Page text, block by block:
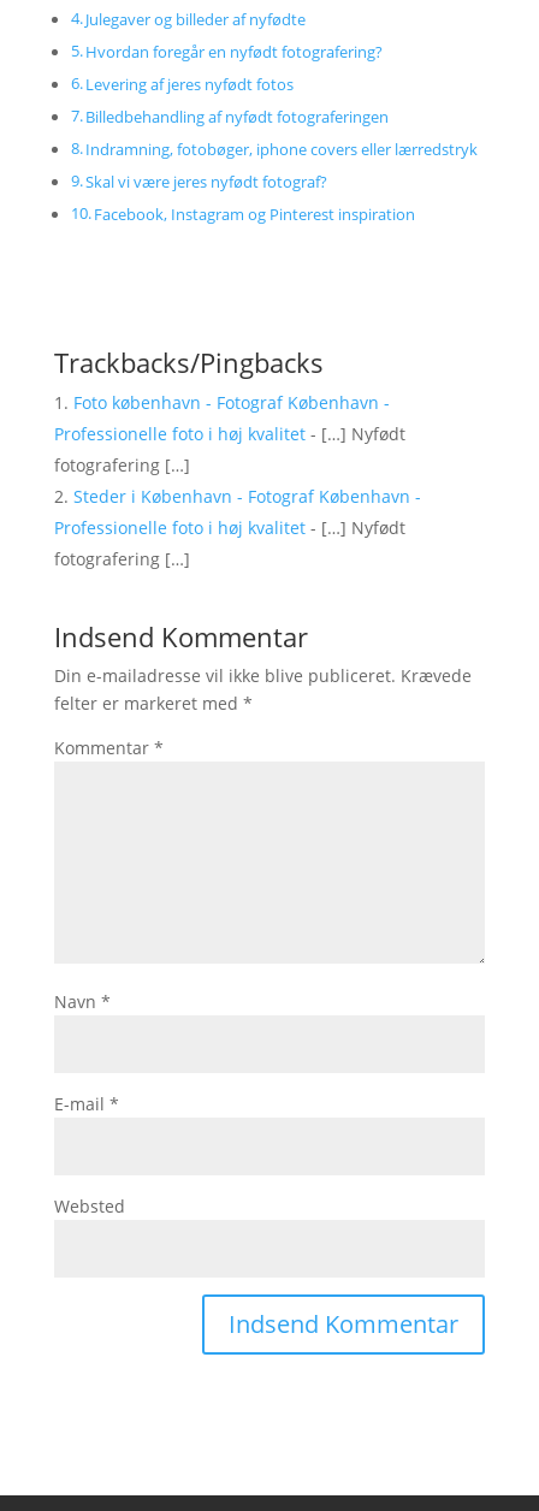
Julegaver og billeder af nyfødte
Hvordan foregår en nyfødt fotografering?
Levering af jeres nyfødt fotos
Billedbehandling af nyfødt fotograferingen
Indramning, fotobøger, iphone covers eller lærredstryk
Skal vi være jeres nyfødt fotograf?
Facebook, Instagram og Pinterest inspiration
Trackbacks/Pingbacks
Foto københavn - Fotograf København -
Professionelle foto i høj kvalitet- […] Nyfødt
fotografering […]
Steder i København - Fotograf København -
Professionelle foto i høj kvalitet- […] Nyfødt
fotografering […]
Indsend Kommentar
Din e-mailadresse vil ikke blive publiceret. Krævede
felter er markeret med *
Kommentar *
Navn *
E-mail *
Websted